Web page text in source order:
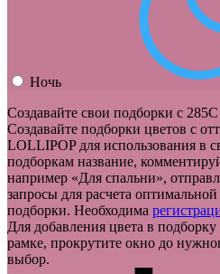
Ночь
Создавайте свои подборки с
Создавайте подборки цветов с
LOLLIPOPдля использования в
подборкам название,
например «Для спальни»,
запросы для расчета
подборки. Необходима
Для добавления цвета в
рамке, прокрутите окно до
выбор.